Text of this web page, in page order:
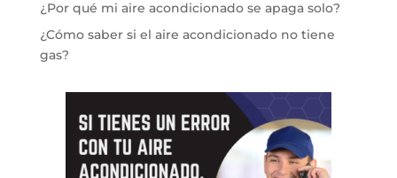
¿Por qué mi aire acondicionado se apaga solo?
¿Cómo saber si el aire acondicionado no tiene
gas?